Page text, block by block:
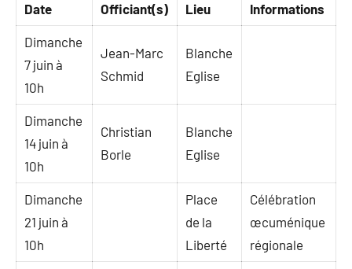
Date Officiant(s) Lieu Informations
Dimanche
7 juin à
10h
Jean-Marc
Schmid
Blanche
Eglise
Dimanche
14 juin à
10h
Christian
Borle
Blanche
Eglise
Dimanche
21 juin à
10h
Place
de la
Liberté
Célébration
œcuménique
régionale